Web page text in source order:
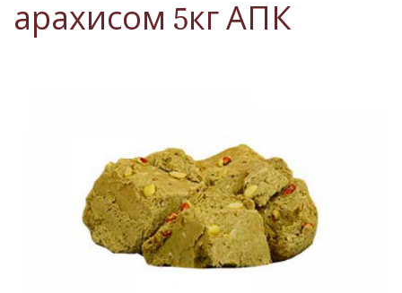
арахисом 5кг АПК